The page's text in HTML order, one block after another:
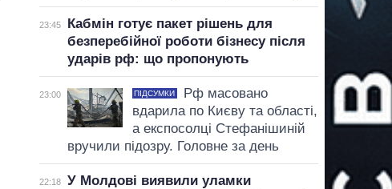
23:45
Кабмін готує пакет рішень для
безперебійної роботи бізнесу після
ударів рф: що пропонують
23:00 ПІДСУМКИ
Рф масовано
вдарила по Києву та області,
а експосолці Стефанішиній
вручили підозру. Головне за день
22:18
У Молдові виявили уламки